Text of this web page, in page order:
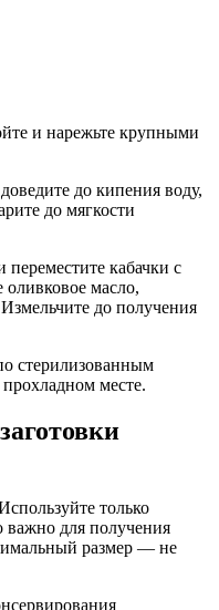
и нарежьте крупными
до кипения воду,
до мягкости
переместите кабачки с
оливковое масло,
до получения
стерилизованным
месте.
только
важно для получения
размер — не